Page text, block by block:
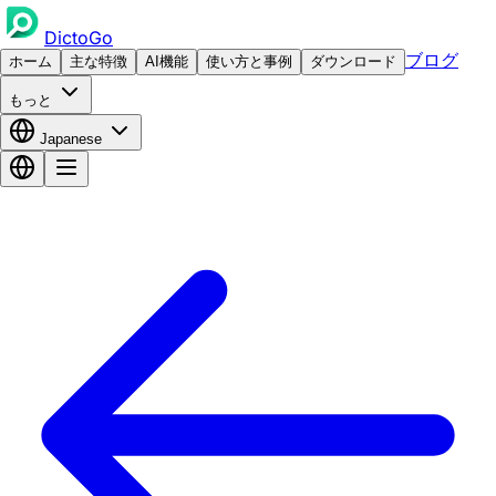
DictoGo
ホーム 主な特徴 AI機能 使い方と事例 ダウンロード ブログ
もっと
Japanese